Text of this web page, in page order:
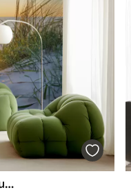
Fotografija/Panoramska plaža Dunes sa zalaskom sunca